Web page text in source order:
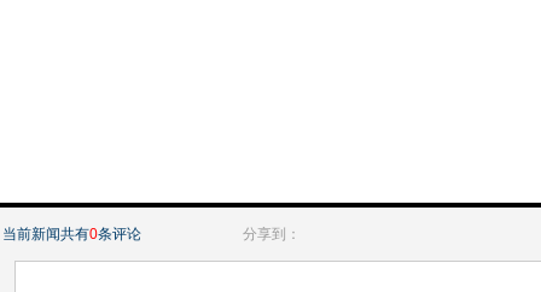
当前新闻共有0条评论 分享到：